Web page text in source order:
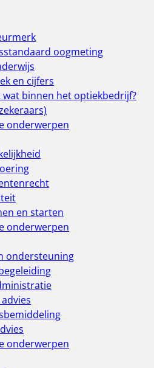
oogmeting
en cijfers
wat binnen het optiekbedrijf?
onderwerpen
en starten
onderwerpen
ondersteuning
onderwerpen